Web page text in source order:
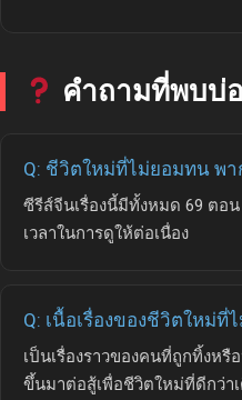
คำถามที่พบบ่
Q: ชีวิตใหม่ที่ไม่ยอมทน พ
ซีรีส์จีนเรื่องนี้มีทั้งหมด 69 ตอ
เวลาในการดูให้ต่อเนื่อง
Q: เนื้อเรื่องของชีวิตใหม่ที่
เป็นเรื่องราวของคนที่ถูกทิ้งห
ขึ้นมาต่อสู้เพื่อชีวิตใหม่ที่ดีกว่า